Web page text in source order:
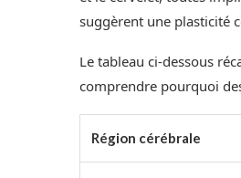
suggèrent une plasticité
Le tableau ci-dessous
comprendre pourquoi
Région cérébrale